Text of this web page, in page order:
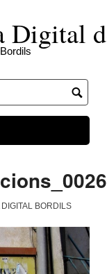
Digital
BORDILS